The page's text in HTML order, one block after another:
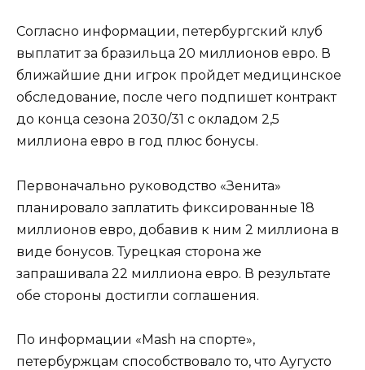
Согласно информации, петербургский клуб
выплатит за бразильца 20 миллионов евро. В
ближайшие дни игрок пройдет медицинское
обследование, после чего подпишет контракт
до конца сезона 2030/31 с окладом 2,5
миллиона евро в год плюс бонусы.
Первоначально руководство «Зенита»
планировало заплатить фиксированные 18
миллионов евро, добавив к ним 2 миллиона в
виде бонусов. Турецкая сторона же
запрашивала 22 миллиона евро. В результате
обе стороны достигли соглашения.
По информации «Mash на спорте»,
петербуржцам способствовало то, что Аугусто